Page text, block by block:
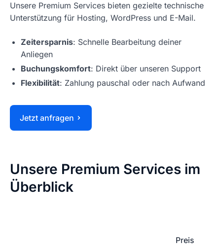
Unsere Premium Services bieten gezielte technische
Unterstützung für Hosting, WordPress und E-Mail.
Zeitersparnis: Schnelle Bearbeitung deiner
Anliegen
Buchungskomfort: Direkt über unseren Support
Flexibilität: Zahlung pauschal oder nach Aufwand
Jetzt anfragen
Unsere Premium Services im
Überblick
Preis